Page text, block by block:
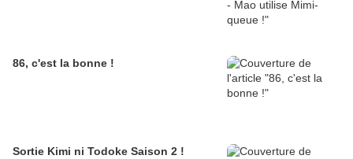
86, c'est la bonne !
Sortie Kimi ni Todoke Saison 2 !